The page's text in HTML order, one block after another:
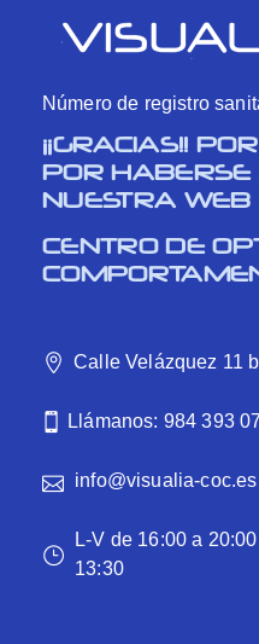
Número de registro
¡¡GRACIAS!!
POR HABERSE
NUESTRA WEB
CENTRO DE
Calle Velázquez 11
Llámanos: 984 393
info@visualia-coc.es
L-V de 16:00 a
13:30